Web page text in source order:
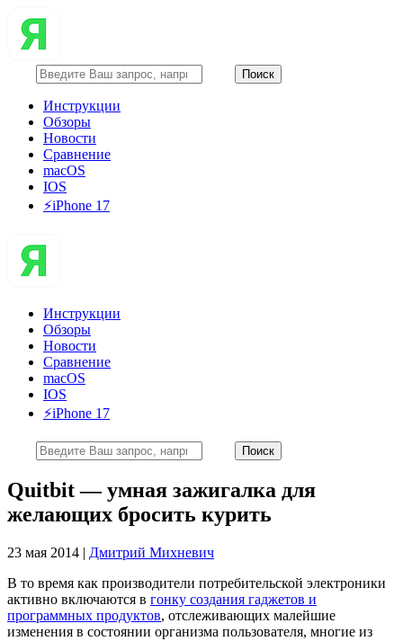
Инструкции
Обзоры
Новости
Сравнение
macOS
IOS
⚡️iPhone 17
Инструкции
Обзоры
Новости
Сравнение
macOS
IOS
⚡️iPhone 17
Quitbit — умная зажигалка для
желающих бросить курить
23 мая 2014 | Дмитрий Михневич
В то время как производители потребительской электроники
активно включаются в гонку создания гаджетов и
программных продуктов, отслеживающих малейшие
изменения в состоянии организма пользователя, многие из